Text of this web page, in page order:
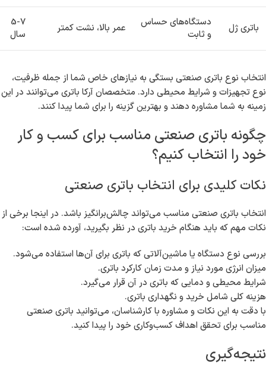
باتری ژل
دستگاه‌های حساس
و ثابت
عمر بالا، نشت کمتر
5-7
سال
انتخاب نوع باتری صنعتی بستگی به نیازهای خاص شما از جمله ظرفیت،
نوع تجهیزات و شرایط محیطی دارد. متخصصان آرکا باتری می‌توانند در این
زمینه به شما مشاوره دهند و بهترین گزینه را برای شما پیدا کنند.
چگونه باتری صنعتی مناسب برای کسب و کار
خود را انتخاب کنیم؟
نکات کلیدی برای انتخاب باتری صنعتی
انتخاب باتری صنعتی مناسب می‌تواند چالش‌برانگیز باشد. در اینجا برخی از
نکات مهم که باید هنگام خرید باتری در نظر بگیرید، آورده شده است:
بررسی نوع دستگاه یا ماشین‌آلاتی که باتری برای آن‌ها استفاده می‌شود.
میزان انرژی مورد نیاز و مدت زمان کارکرد باتری.
شرایط محیطی و دمایی که باتری در آن قرار می‌گیرد.
هزینه کلی شامل خرید و نگهداری باتری.
با دقت به این نکات و مشاوره با کارشناسان، می‌توانید باتری صنعتی
مناسب برای تحقق اهداف کسب‌وکاری خود را پیدا کنید.
نتیجه‌گیری